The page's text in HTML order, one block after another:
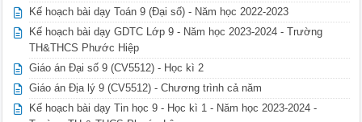
Kế hoạch bài dạy Toán 9 (Đại số) - Năm học 2022-2023
Kế hoạch bài dạy GDTC Lớp 9 - Năm học 2023-2024 - Trường
TH&THCS Phước Hiệp
Giáo án Đại số 9 (CV5512) - Học kì 2
Giáo án Địa lý 9 (CV5512) - Chương trình cả năm
Kế hoạch bài dạy Tin học 9 - Học kì 1 - Năm học 2023-2024 -